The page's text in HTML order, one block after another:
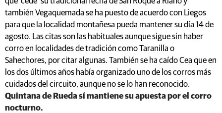
también Vegaquemada se ha puesto de acuerdo con Liegos
para que la localidad montañesa pueda mantener su día 14 de
agosto. Las citas son las habituales aunque sigue sin haber
corro en localidades de tradición como Taranilla o
Sahechores, por citar algunas. También se ha caído Cea que en
los dos últimos años había organizado uno de los corros más
cuidados del circuito, aunque no se lo han reconocido.
Quintana de Rueda sí mantiene su apuesta por el corro
nocturno.